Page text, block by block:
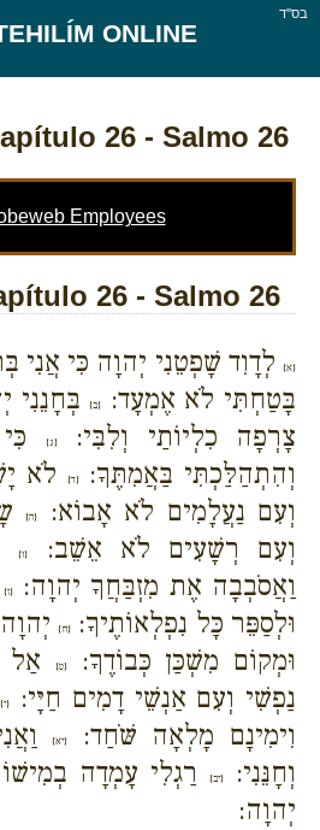
בס''ד
ONLINE
26 - Salmo 26
Employees
26 - Salmo 26
{א} לְדָוִד שָׁפְטֵנִי יְהוָה כִּי אֲנִי
בָּטַחְתִּי לֹא אֶמְעָד:
{ב}בְּחָנֵנִי
צָרְפָה כִלְיוֹתַי וְלִבִּי:{ג}
וְהִתְהַלַּכְתִּי בַּאֲמִתֶּךָ:{ד}
לֹא
וְעִם נַעֲלָמִים לֹא אָבוֹא:
{ה}
וְעִם רְשָׁעִים לֹא אֵשֵׁב:
{ו}
וַאֲסֹבְבָה אֶת מִזְבַּחֲךָ יְהוָה:{ז}
וּלְסַפֵּר כָּל נִפְלְאוֹתֶיךָ:
{ח}
וּמְקוֹם מִשְׁכַּן כְּבוֹדֶךָ:{ט}
אַל
נַפְשִׁי וְעִם אַנְשֵׁי דָמִים חַיָּי:
{י}
וִימִינָם מָלְאָה שֹּׁחַד:
{יא}
וְחָנֵּנִי:
{יב}
רַגְלִי עָמְדָה
יְהוָה: